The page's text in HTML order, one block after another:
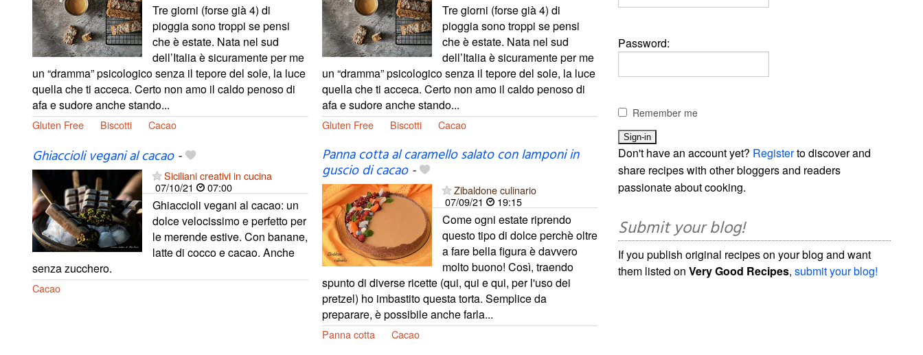
Tre giorni (forse già 4) di
pioggia sono troppi se pensi
che è estate. Nata nel sud
dell’Italia è sicuramente per me
un “dramma” psicologico senza il tepore del sole, la luce
quella che ti acceca. Certo non amo il caldo penoso di
afa e sudore anche stando...
Gluten Free Biscotti Cacao
Tre giorni (forse già 4) di
pioggia sono troppi se pensi
che è estate. Nata nel sud
dell’Italia è sicuramente per me
un “dramma” psicologico senza il tepore del sole, la luce
quella che ti acceca. Certo non amo il caldo penoso di
afa e sudore anche stando...
Gluten Free Biscotti Cacao
Ghiaccioli vegani al cacao-
Siciliani creativi in cucina
07/10/21
07:00
Ghiaccioli vegani al cacao: un
dolce velocissimo e perfetto per
le merende estive. Con banane,
latte di cocco e cacao. Anche
senza zucchero.
Cacao
Panna cotta al caramello salato con lamponi in
guscio di cacao-
Zibaldone culinario
07/09/21
19:15
Come ogni estate riprendo
questo tipo di dolce perchè oltre
a fare bella figura è davvero
molto buono! Così, traendo
spunto di diverse ricette (qui, qui e qui, per l'uso dei
pretzel) ho imbastito questa torta. Semplice da
preparare, è possibile anche farla...
Panna cotta Cacao
Password:
Remember me
Don't have an account yet? Registerto discover and
share recipes with other bloggers and readers
passionate about cooking.
Submit your blog!
If you publish original recipes on your blog and want
them listed onVery Good Recipes,submit your blog!